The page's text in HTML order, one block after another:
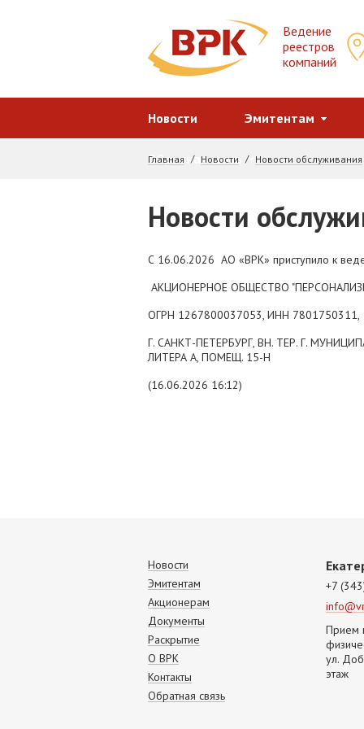
Ведение
реестров
компаний
Новости Эмитентам
Обратная связь
Главная Новости Новости обслуживания
Новости
С 16.06.2026 АО «ВРК» приступило к
АКЦИОНЕРНОЕ ОБЩЕСТВО
ОГРН 1267800037053, ИНН 7801750311,
Г. САНКТ-ПЕТЕРБУРГ, ВН. ТЕР. Г.
ЛИТЕРА А, ПОМЕЩ. 15-Н
(16.06.2026 16:12)
Новости
Эмитентам
Акционерам
Документы
Раскрытие
О ВРК
Контакты
Обратная связь
+7
Прием
ул.
этаж